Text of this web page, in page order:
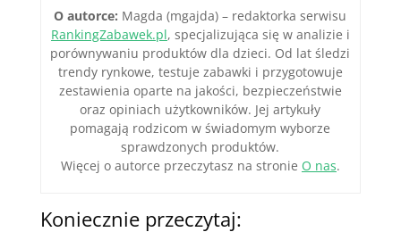
O autorce: Magda (mgajda) – redaktorka serwisu
RankingZabawek.pl, specjalizująca się w analizie i
porównywaniu produktów dla dzieci. Od lat śledzi
trendy rynkowe, testuje zabawki i przygotowuje
zestawienia oparte na jakości, bezpieczeństwie
oraz opiniach użytkowników. Jej artykuły
pomagają rodzicom w świadomym wyborze
sprawdzonych produktów.
Więcej o autorce przeczytasz na stronie O nas.
Koniecznie przeczytaj: